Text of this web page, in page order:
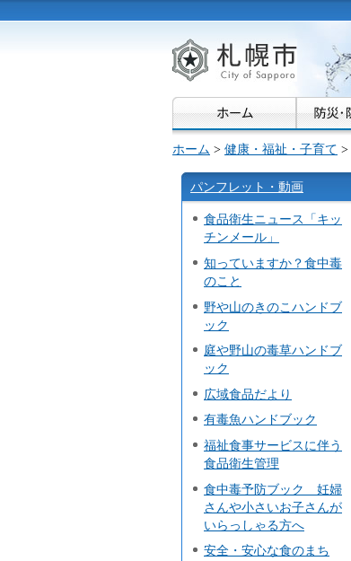
札幌市
ホーム > 健康・福祉・子育て >
パンフレット・動画
食品衛生ニュース「キッ
チンメール」
知っていますか？食中毒
のこと
野や山のきのこハンドブ
ック
庭や野山の毒草ハンドブ
ック
広域食品だより
有毒魚ハンドブック
福祉食事サービスに伴う
食品衛生管理
食中毒予防ブック 妊婦
さんや小さいお子さんが
いらっしゃる方へ
安全・安心な食のまち